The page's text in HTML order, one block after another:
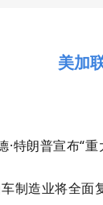
美加
·特朗普宣布“重
制造业将全面复